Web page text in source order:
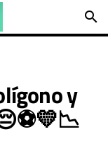
search
y